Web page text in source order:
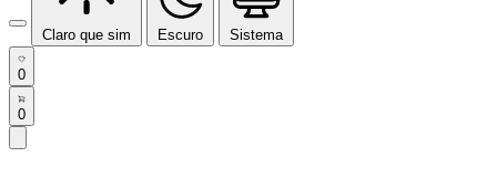
Claro que sim Escuro Sistema
0
0